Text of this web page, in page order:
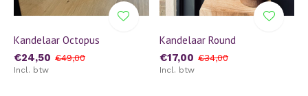
Kandelaar Octopus
€24,50 €49,00
Incl. btw
Kandelaar Round
€17,00 €34,00
Incl. btw